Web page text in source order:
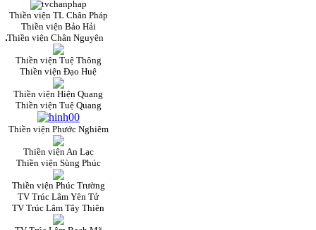
Thiền viện TL Chân Pháp
Thiền viện Bảo Hải
Thiền viện Chân Nguyên
Thiền viện Tuệ Thông
Thiền viện Đạo Huệ
Thiền viện Hiện Quang
Thiền viện Tuệ Quang
Thiền viện Phước Nghiêm
Thiền viện An Lạc
Thiền viện Sùng Phúc
Thiền viện Phúc Trường
TV Trúc Lâm Yên Tử
TV Trúc Lâm Tây Thiên